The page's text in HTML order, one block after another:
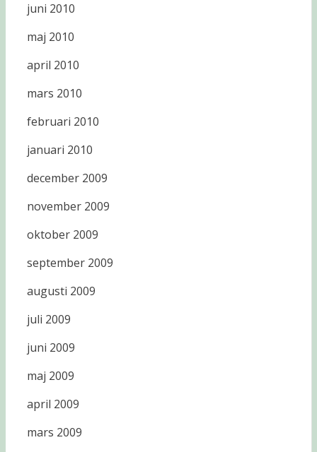
juni 2010
maj 2010
april 2010
mars 2010
februari 2010
januari 2010
december 2009
november 2009
oktober 2009
september 2009
augusti 2009
juli 2009
juni 2009
maj 2009
april 2009
mars 2009